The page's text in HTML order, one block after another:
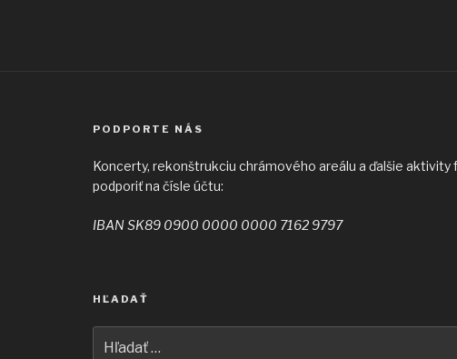
PODPORTE NÁS
Koncerty, rekonštrukciu chrámového areálu a ďalšie
podporiť na čísle účtu:
IBAN SK89 0900 0000 0000 7162 9797
HĽADAŤ